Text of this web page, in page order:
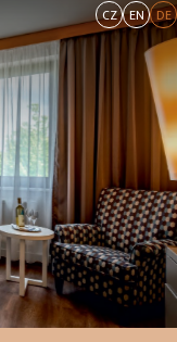
CZ EN DE